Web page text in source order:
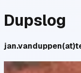
Dupslog